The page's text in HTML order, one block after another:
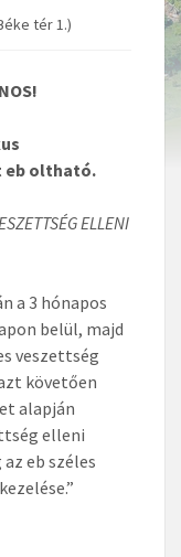
tér 1.)
eb oltható.
ELLENI
a 3 hónapos
belül, majd
veszettség
követően
alapján
elleni
eb széles